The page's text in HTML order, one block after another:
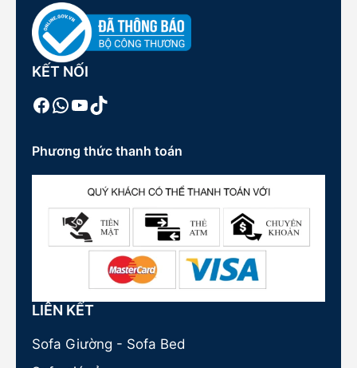
KẾT NỐI
Facebook
WhatsApp
Youtube
TikTok
Phương thức thanh toán
LIÊN KẾT
Sofa Giường - Sofa Bed